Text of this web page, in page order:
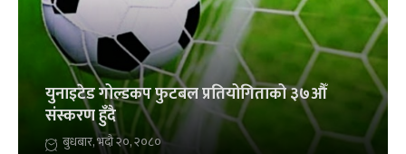
युनाइटेड गोल्डकप फुटबल प्रतियोगिताको ३७औँ
संस्करण हुँदै
बुधबार, भदौ २०, २०८०